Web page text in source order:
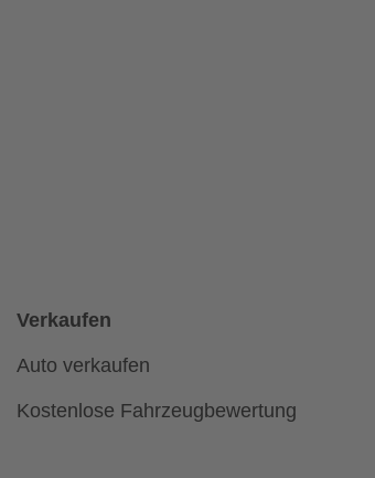
Verkaufen
Auto verkaufen
Kostenlose Fahrzeugbewertung